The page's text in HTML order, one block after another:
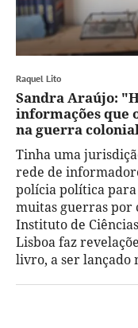
Raquel Lito
Sandra Araújo:
informações que
na guerra
Tinha uma
rede de
polícia política
muitas guerras por
Instituto de
Lisboa faz
livro, a ser lançado